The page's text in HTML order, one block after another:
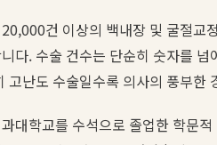
건 이상의 백내장 및 굴절교
다. 수술 건수는 단순히 숫자를
고난도 수술일수록 의사의 풍부
대학교를 수석으로 졸업한 학문